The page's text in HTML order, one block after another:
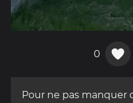
0
Pour ne pas manquer